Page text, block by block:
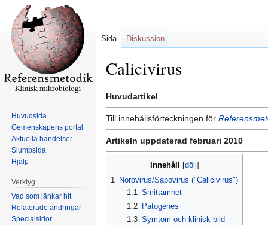
Calicivirus
Hoppa
till
navigering
Hoppa
till
sök
Huvudartikel
Till innehållsförteckningen för
Artikeln uppdaterad februari 2010
Innehåll
1 Norovirus/Sapovirus ("Calicivirus")
1.1 Smittämnet
1.2 Patogenes
1.3 Symtom och klinisk bild
Sida Diskussion
Huvudsida
Gemenskapens portal
Aktuella händelser
Slumpsida
Hjälp
Verktyg
Vad som länkar hit
Relaterade ändringar
Specialsidor